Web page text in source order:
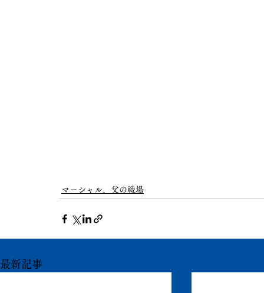
マーシャル、父の戦場
最新記事